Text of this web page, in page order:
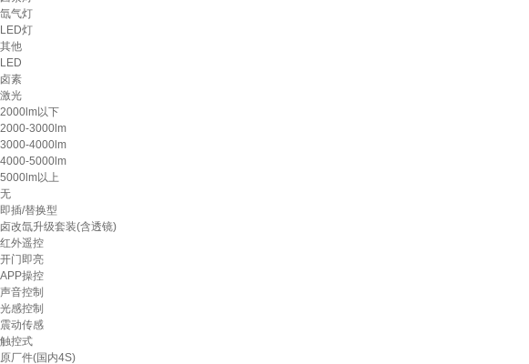
氙气灯
LED灯
其他
LED
卤素
激光
2000lm以下
2000-3000lm
3000-4000lm
4000-5000lm
5000lm以上
无
即插/替换型
卤改氙升级套装(含透镜)
红外遥控
开门即亮
APP操控
声音控制
光感控制
震动传感
触控式
原厂件(国内4S)